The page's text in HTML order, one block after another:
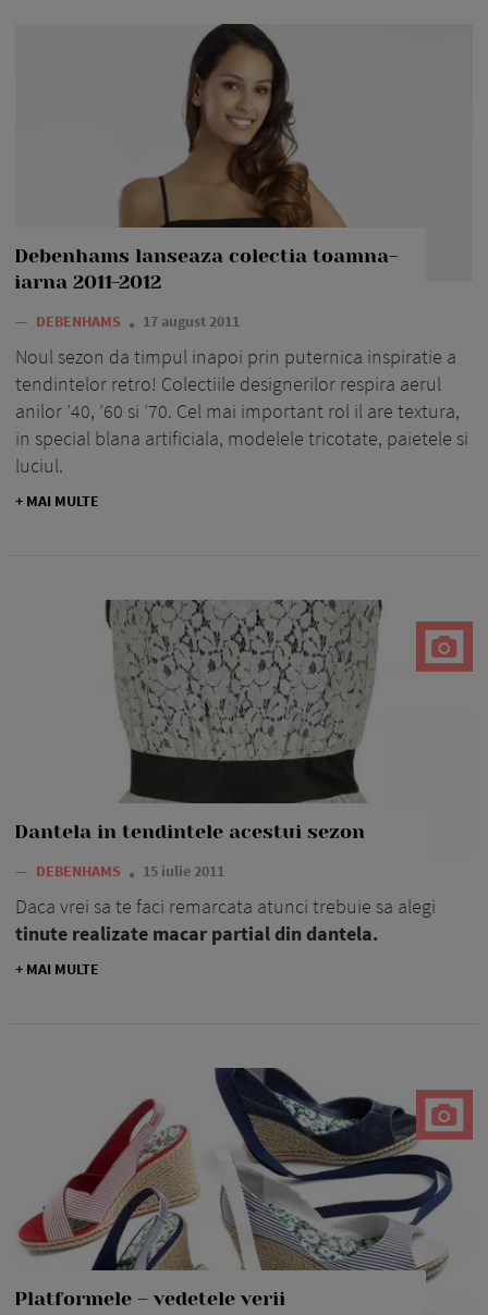
Debenhams lanseaza colectia toamna-
iarna 2011-2012
— DEBENHAMS 17 august 2011
Noul sezon da timpul inapoi prin puternica inspiratie a
tendintelor retro! Colectiile designerilor respira aerul
anilor ’40, ’60 si ’70. Cel mai important rol il are textura,
in special blana artificiala, modelele tricotate, paietele si
luciul.
+ MAI MULTE
Dantela in tendintele acestui sezon
— DEBENHAMS 15 iulie 2011
Daca vrei sa te faci remarcata atunci trebuie sa alegi
tinute realizate macar partial din dantela.
+ MAI MULTE
Platformele – vedetele verii